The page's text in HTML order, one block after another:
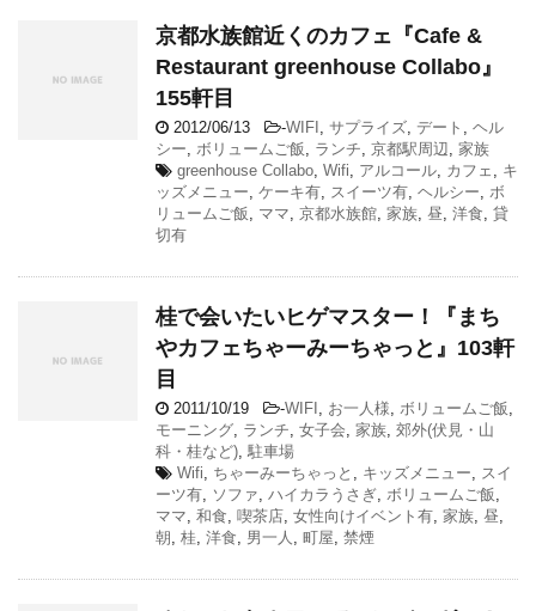
京都水族館近くのカフェ『Cafe &
Restaurant greenhouse Collabo』
155軒目
2012/06/13 -WIFI , サプライズ, デート , ヘル
シー, ボリュームご飯, ランチ, 京都駅周辺, 家族
greenhouse Collabo, Wifi, アルコール, カフェ , キ
ッズメニュー, ケーキ有, スイーツ有, ヘルシー, ボ
リュームご飯, ママ, 京都水族館, 家族, 昼, 洋食, 貸
切有
桂で会いたいヒゲマスター！『まち
やカフェちゃーみーちゃっと』103軒
目
2011/10/19 -WIFI , お一人様, ボリュームご飯,
モーニング, ランチ, 女子会, 家族, 郊外(伏見・山
科・桂など), 駐車場
Wifi, ちゃーみーちゃっと , キッズメニュー, スイ
ーツ有, ソファ, ハイカラうさぎ, ボリュームご飯,
ママ, 和食, 喫茶店, 女性向けイベント有, 家族, 昼,
朝, 桂, 洋食, 男一人 , 町屋, 禁煙